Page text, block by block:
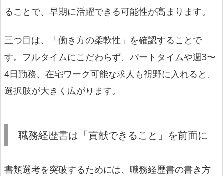
ることで、早期に活躍できる可能性が高まります。
三つ目は、「働き方の柔軟性」を確認することで
す。フルタイムにこだわらず、パートタイムや週3〜
4日勤務、在宅ワーク可能な求人も視野に入れると、
選択肢が大きく広がります。
職務経歴書は「貢献できること」を前面に
書類選考を突破するためには、職務経歴書の書き方